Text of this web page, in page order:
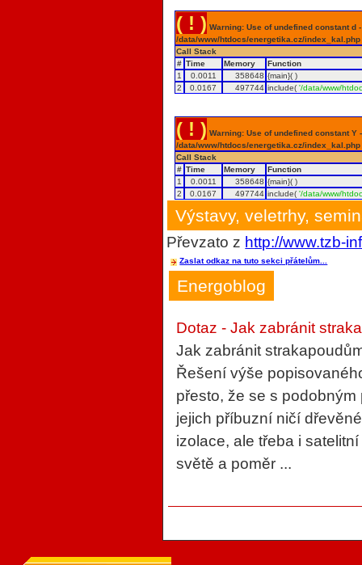
( ! ) Warning: Use of undefined constant
/data/www/htdocs/energetika.cz/
Call Stack
# Time Memory
Function
1
0.0011 358648 {main}( )
2
0.0167 497744 include('/data/www/
( ! ) Warning: Use of undefined constant
/data/www/htdocs/energetika.cz/
Call Stack
# Time Memory
Function
1
0.0011 358648 {main}( )
2
0.0167 497744 include('/data/www/
Výstavy, veletrhy,
Převzato z http://www.tzb-
Zaslat odkaz na tuto sekci přátelům...
Energoblog
Dotaz - Jak zabránit
Jak zabránit
Řešení výše
přesto, že se s
jejich příbuzní ničí
izolace, ale třeba i
světě a poměr ...